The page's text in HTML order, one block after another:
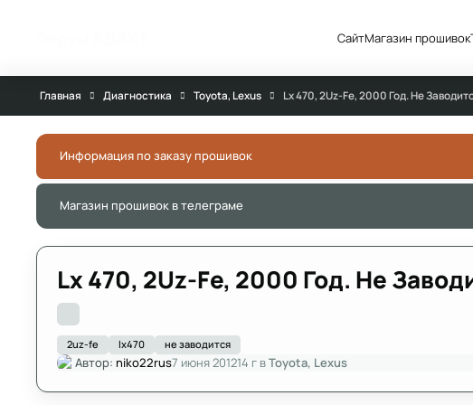
СайтМагазин прошивок
Главная Диагностика Toyota, Lexus Lx 470, 2Uz-Fe, 2000 Год. Не
Информация по заказу прошивок
Магазин прошивок в телеграме
Lx 470, 2Uz-Fe, 2000 Год. Не
2uz-fe lx470 не заводится
Автор: niko22rus7 июня 201214 гвToyota, Lexus